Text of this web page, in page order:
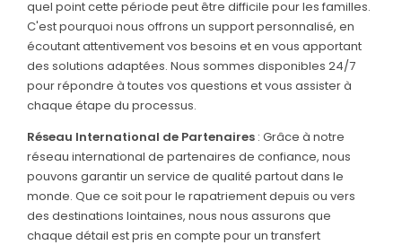
quel point cette période peut être difficile pour les familles.
C'est pourquoi nous offrons un support personnalisé, en
écoutant attentivement vos besoins et en vous apportant
des solutions adaptées. Nous sommes disponibles 24/7
pour répondre à toutes vos questions et vous assister à
chaque étape du processus.
Réseau International de Partenaires : Grâce à notre
réseau international de partenaires de confiance, nous
pouvons garantir un service de qualité partout dans le
monde. Que ce soit pour le rapatriement depuis ou vers
des destinations lointaines, nous nous assurons que
chaque détail est pris en compte pour un transfert